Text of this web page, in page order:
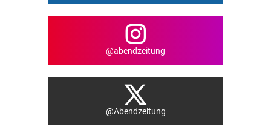
@abendzeitung
@Abendzeitung